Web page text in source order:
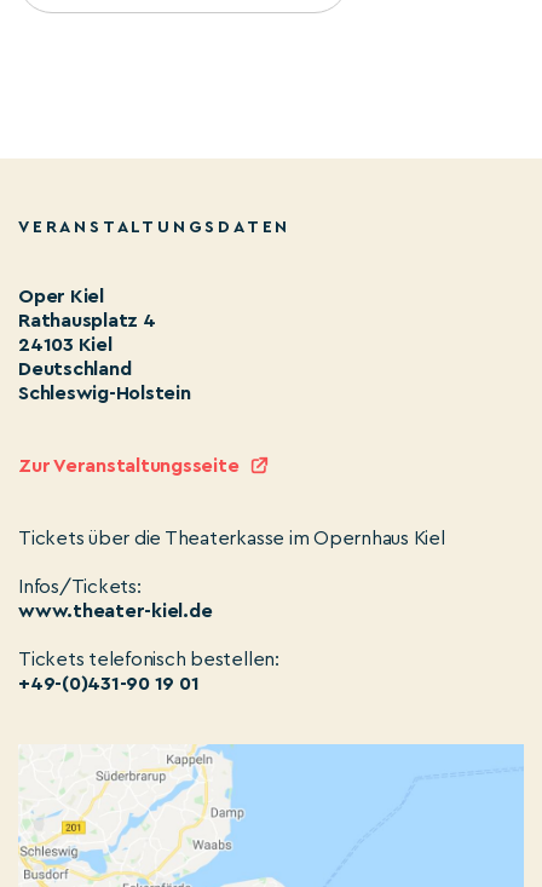
VERANSTALTUNGSDATEN
Oper Kiel
Rathausplatz 4
24103 Kiel
Deutschland
Schleswig-Holstein
Zur Veranstaltungsseite
Tickets über die Theaterkasse im Opernhaus Kiel
Infos/Tickets:
www.theater-kiel.de
Tickets telefonisch bestellen:
+49-(0)431-90 19 01